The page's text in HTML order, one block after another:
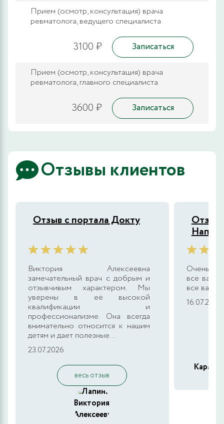
Прием (осмотр, консультация) врача
ревматолога, ведущего специалиста
3100 ₽ Записаться
Прием (осмотр, консультация) врача
ревматолога, главного специалиста
3600 ₽ Записаться
Отзывы клиентов
Отзыв с портала Докту
Виктория Алексеевна
замечательный врач с добрым и
отзывчивым характером. Мы
уверены в её высокой
квалификации и
профессионализме. Она всегда
внимательно относится к нашим
детям и дает полезные...
23.07.2026
весь отзыв
Отзыв
Очень
все ваши
все ваши
16.07.2026